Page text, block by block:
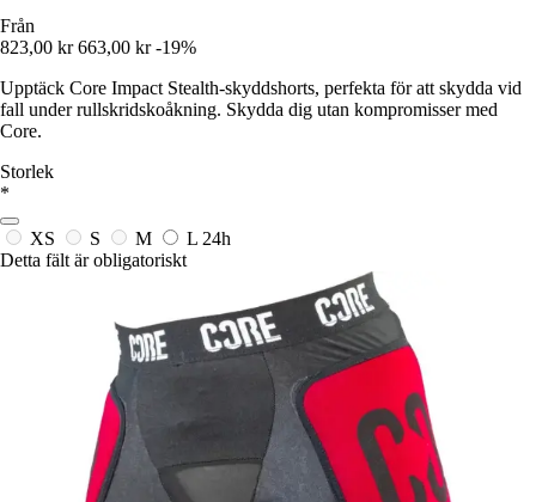
Från
823,00 kr 663,00 kr -19%
Upptäck Core Impact Stealth-skyddshorts, perfekta för att skydda vid
fall under rullskridskoåkning. Skydda dig utan kompromisser med
Core.
Storlek
*
XS S M L 24h
Detta fält är obligatoriskt